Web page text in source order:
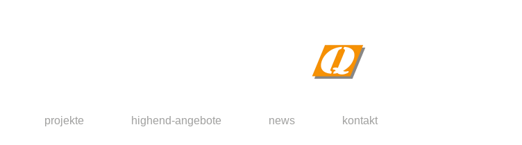
projekte highend-angebote news kontakt